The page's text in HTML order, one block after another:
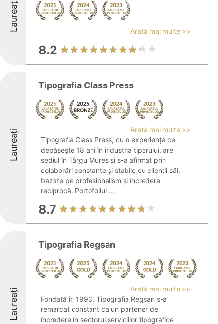
Laureați Arată mai multe >>
8.2
Laureați
Tipografia Class Press
Arată mai multe >>
Tipografia Class Press, cu o experiență ce
depășește 18 ani în industria tiparului, are
sediul în Târgu Mureș și s-a afirmat prin
colaborări constante și stabile cu clienții săi,
bazate pe profesionalism și încredere
reciprocă. Portofoliul ...
8.7
Laureați
Tipografia Regsan
Arată mai multe >>
Fondată în 1993, Tipografia Regsan s-a
remarcat constant ca un partener de
încredere în sectorul serviciilor tipografice